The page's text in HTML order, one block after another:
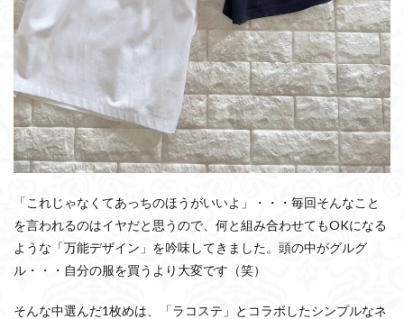
「これじゃなくてあっちのほうがいいよ」・・・毎回そんなこと
を言われるのはイヤだと思うので、何と組み合わせてもOKになる
ような「万能デザイン」を吟味してきました。頭の中がグルグ
ル・・・自分の服を買うより大変です（笑）
そんな中選んだ1枚めは、「ラコステ」とコラボしたシンプルなネ